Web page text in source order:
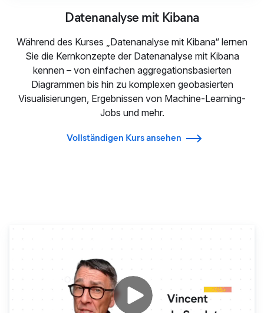
Datenanalyse mit Kibana
Während des Kurses „Datenanalyse mit Kibana“ lernen
Sie die Kernkonzepte der Datenanalyse mit Kibana
kennen – von einfachen aggregationsbasierten
Diagrammen bis hin zu komplexen geobasierten
Visualisierungen, Ergebnissen von Machine-Learning-
Jobs und mehr.
Vollständigen Kurs ansehen
Elastic Observability